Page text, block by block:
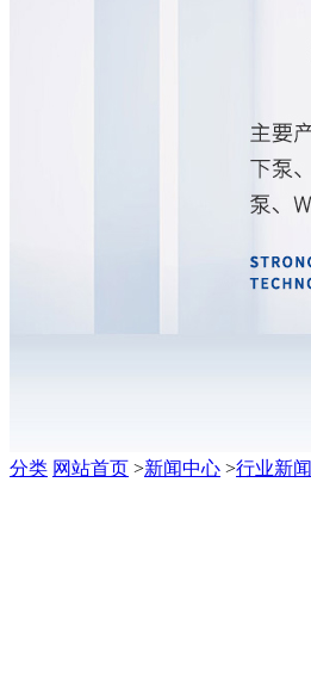
分类 网站首页 >新闻中心 >行业新闻